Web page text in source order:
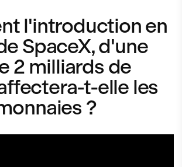
l'introduction en
SpaceX, d'une
2 milliards de
t-elle les
?